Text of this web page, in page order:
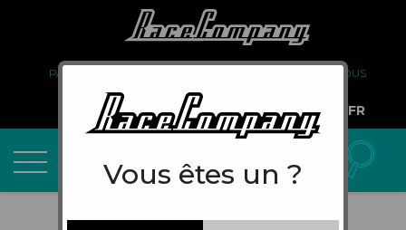
PARTENARIAT
À PROPOS DE NOUS
COMPTE PRO
FR
Vous êtes un ?